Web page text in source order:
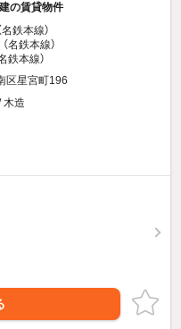
の賃貸物件
名鉄本線）
名鉄本線）
鉄本線）
区星宮町196
木造